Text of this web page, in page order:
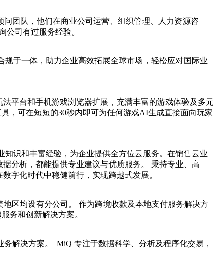
问团队，他们在商业公司运营、组织管理、人力资源咨
司有过服务经验。
规于一体，助力企业高效拓展全球市场，轻松应对国际业
平台和手机游戏浏览器扩展，充满丰富的游戏体验及多元
，可在短短的30秒内即可为任何游戏AI生成直接面向玩家
识和丰富经验，为企业提供全方位云服务。在销售云业
分析，都能提供专业建议与优质服务。 秉持专业、高
字化时代中稳健前行，实现跨越式发展。
区均设有分公司。 作为跨境收款及本地支付服务解决方
务和创新解决方案。
解决方案。 MiQ 专注于数据科学、分析及程序化交易，